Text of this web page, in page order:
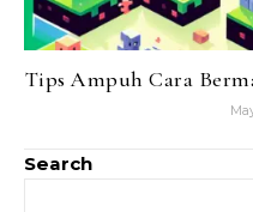
Tips Ampuh Cara
Search